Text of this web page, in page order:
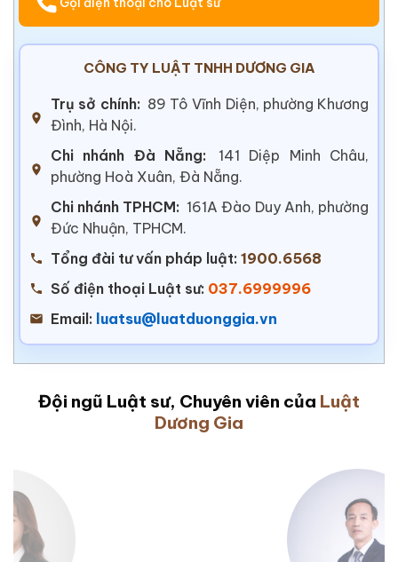
CÔNG TY LUẬT TNHH DƯƠNG GIA
Trụ sở chính: 89 Tô Vĩnh Diện, phường Khương
Đình, Hà Nội.
Chi nhánh Đà Nẵng:
141 Diệp Minh Châu,
phường Hoà Xuân, Đà Nẵng.
Chi nhánh TPHCM: 161A Đào Duy Anh, phường
Đức Nhuận, TPHCM.
Tổng đài tư vấn pháp luật: 1900.6568
Số điện thoại Luật sư: 037.6999996
Email: luatsu@luatduonggia.vn
Đội ngũ Luật sư, Chuyên viên của Luật
Dương Gia